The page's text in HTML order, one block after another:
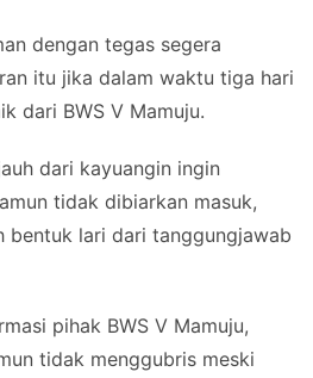
dengan tegas segera
itu jika dalam waktu tiga hari
dari BWS V Mamuju.
dari kayuangin ingin
tidak dibiarkan masuk,
bentuk lari dari tanggungjawab
pihak BWS V Mamuju,
tidak menggubris meski